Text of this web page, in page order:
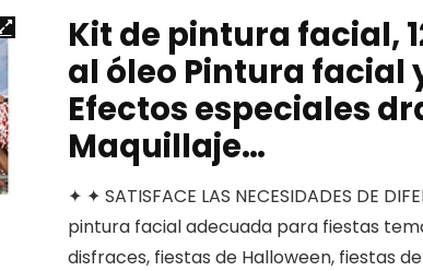
Kit de pintura facial,
al óleo Pintura facial
Efectos especiales
Maquillaje…
✦ ✦ SATISFACE LAS NECESIDADES DE
pintura facial adecuada para fiestas
disfraces, fiestas de Halloween, fiestas